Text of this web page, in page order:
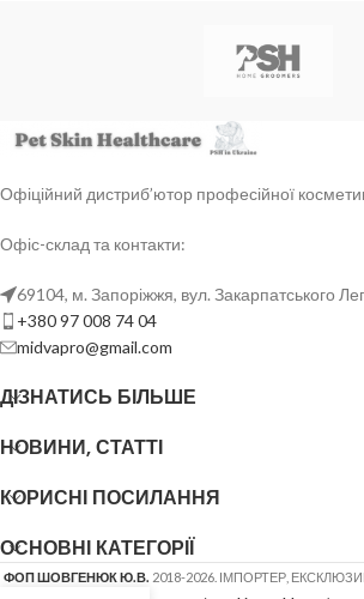
Офіційний дистриб’ютор професійної
Офіс-склад та контакти:
69104, м. Запоріжжя, вул. Закарпатського
+380 97 008 74 04
midvapro@gmail.com
ДІЗНАТИСЬ БІЛЬШЕ
НОВИНИ, СТАТТІ
КОРИСНІ ПОСИЛАННЯ
ОСНОВНІ КАТЕГОРІЇ
ФОП ШОВГЕНЮК Ю.В. 2018-2026. ІМПОРТЕР,